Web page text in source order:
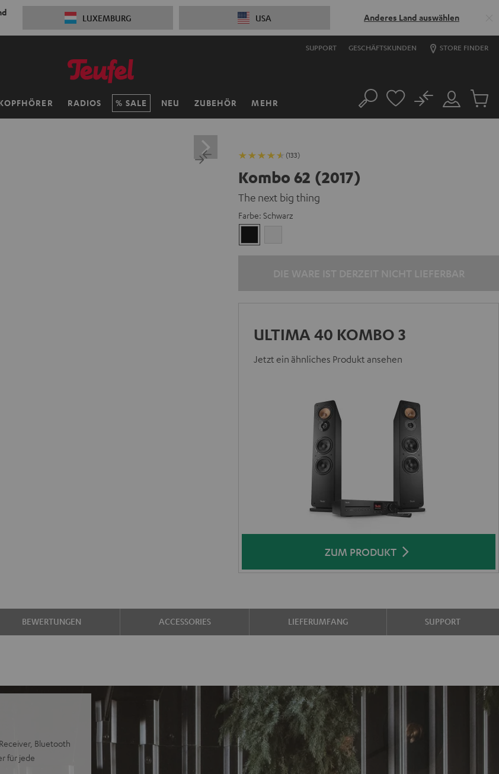
LUXEMBURG USA Anderes Land auswählen
SUPPORT GESCHÄFTSKUNDEN STORE FINDER
RADIOS SALE NEU ZUBEHÖR MEHR Suche
Mein
Konto
No
Artikel
(133)
Kombo 62 (2017)
The next big thing
Farbe: Schwarz
ULTIMA 40 KOMBO 3
Jetzt ein ähnliches Produkt ansehen
ZUM PRODUKT
BEWERTUNGEN ACCESSORIES LIEFERUMFANG SUPPORT
Bluetooth
für jede